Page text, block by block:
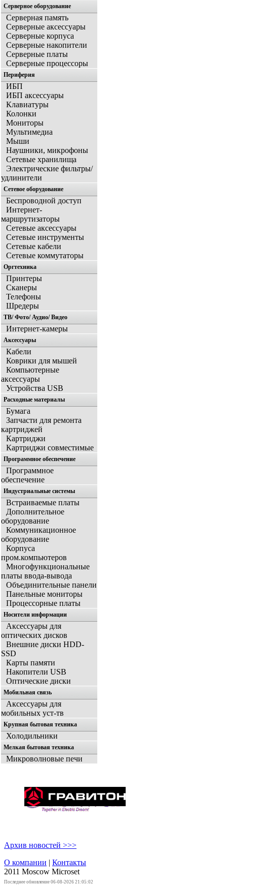
Серверное оборудование
Серверная память
Серверные аксессуары
Серверные корпуса
Серверные накопители
Серверные платы
Серверные процессоры
Периферия
ИБП
ИБП аксессуары
Клавиатуры
Колонки
Мониторы
Мультимедиа
Мыши
Наушники, микрофоны
Сетевые хранилища
Электрические фильтры/
удлинители
Сетевое оборудование
Беспроводной доступ
Интернет-
маршрутизаторы
Сетевые аксессуары
Сетевые инструменты
Сетевые кабели
Сетевые коммутаторы
Оргтехника
Принтеры
Сканеры
Телефоны
Шредеры
ТВ/ Фото/ Аудио/ Видео
Интернет-камеры
Аксессуары
Кабели
Коврики для мышей
Компьютерные
аксессуары
Устройства USB
Расходные материалы
Бумага
Запчасти для ремонта
картриджей
Картриджи
Картриджи совместимые
Программное обеспечение
Программное
обеспечение
Индустриальные системы
Встраиваемые платы
Дополнительное
оборудование
Коммуникационное
оборудование
Корпуса
пром.компьютеров
Многофункциональные
платы ввода-вывода
Объединительные панели
Панельные мониторы
Процессорные платы
Носители информации
Аксессуары для
оптических дисков
Внешние диски HDD-
SSD
Карты памяти
Накопители USB
Оптические диски
Мобильная связь
Аксессуары для
мобильных уст-тв
Крупная бытовая техника
Холодильники
Мелкая бытовая техника
Микроволновые печи
Архив новостей >>>
О компании | Контакты
2011 Moscow Microset
Последнее обновление 06-08-2026 21:05:02